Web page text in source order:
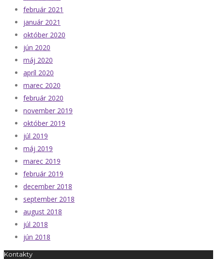
február 2021
január 2021
október 2020
jún 2020
máj 2020
apríl 2020
marec 2020
február 2020
november 2019
október 2019
júl 2019
máj 2019
marec 2019
február 2019
december 2018
september 2018
august 2018
júl 2018
jún 2018
Kontakty